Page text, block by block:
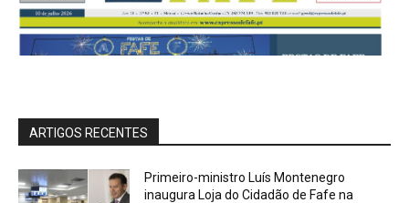
ARTIGOS RECENTES
Primeiro-ministro Luís Montenegro
inaugura Loja do Cidadão de Fafe na